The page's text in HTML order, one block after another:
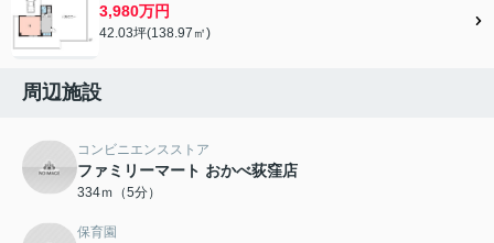
3,980万円
42.03坪(138.97㎡)
周辺施設
コンビニエンスストア
ファミリーマート おかべ荻窪店
334ｍ（5分）
保育園